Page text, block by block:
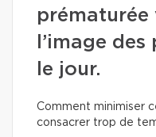
l’image
le jour.
Comment minimiser
consacrer trop de